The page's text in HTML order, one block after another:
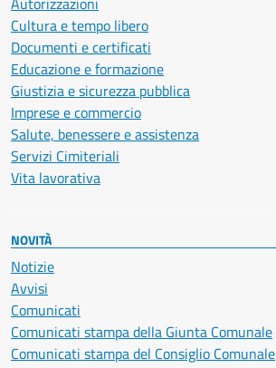
Cultura e tempo libero
Documenti e certificati
Educazione e formazione
Giustizia e sicurezza pubblica
Imprese e commercio
Salute, benessere e assistenza
Servizi Cimiteriali
Vita lavorativa
NOVITÀ
Notizie
Avvisi
Comunicati
Comunicati stampa della Giunta Comunale
Comunicati stampa del Consiglio Comunale